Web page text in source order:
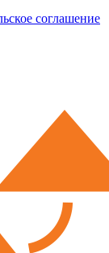
соглашение